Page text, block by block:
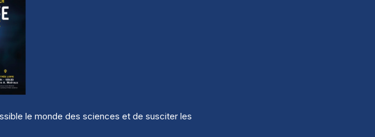
le monde des sciences et de susciter les